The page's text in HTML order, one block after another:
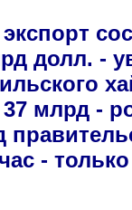
долл. -
млрд -
-